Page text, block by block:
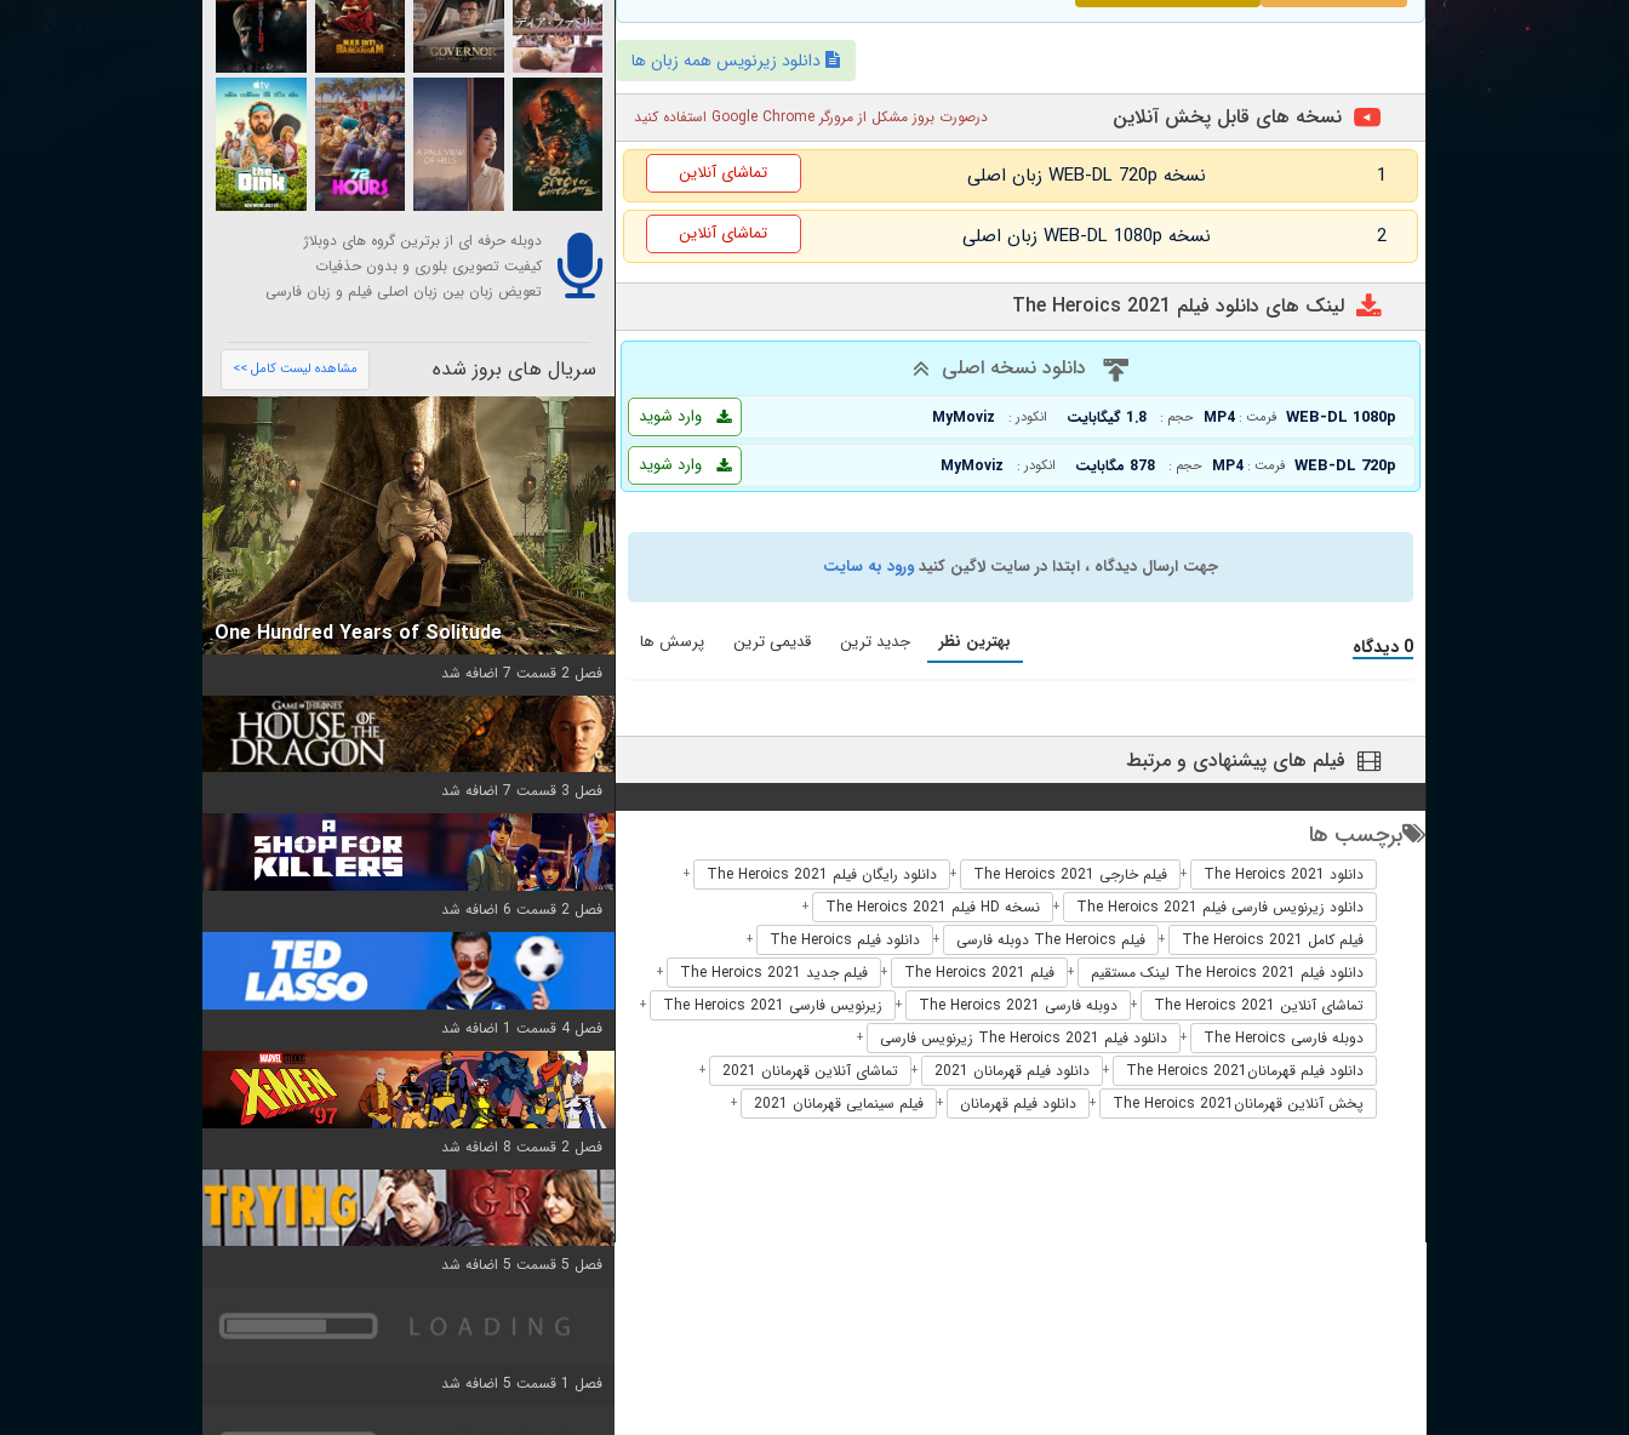
دانلود زیرنویس همه زبان ها
نسخه های قابل پخش آنلاین درصورت بروز مشکل از مرورگر Google Chrome استفاده کنید
1 نسخه WEB-DL 720p زبان اصلی تماشای آنلاین
2 نسخه WEB-DL 1080p زبان اصلی تماشای آنلاین
لینک های دانلود فیلم The Heroics 2021
دانلود نسخه اصلی
WEB-DL 1080p فرمت : MP4 حجم : 1.8 گیگابایت انکودر : MyMoviz
وارد شوید
WEB-DL 720p فرمت : MP4 حجم : 878 مگابایت انکودر : MyMoviz وارد شوید
جهت ارسال دیدگاه ، ابتدا در سایت لاگین کنیدورود به سایت
0 دیدگاه بهترین نظر جدید ترین قدیمی ترین پرسش ها
فیلم های پیشنهادی و مرتبط
برچسب ها
دانلود The Heroics 2021 + فیلم خارجی The Heroics 2021 + دانلود رایگان فیلم The Heroics 2021 +
دانلود زیرنویس فارسی فیلم The Heroics 2021 + نسخه HD فیلم The Heroics 2021 +
فیلم کامل The Heroics 2021 + فیلم The Heroics دوبله فارسی + دانلود فیلم The Heroics +
دانلود فیلم The Heroics 2021 لینک مستقیم + فیلم The Heroics 2021 + فیلم جدید The Heroics 2021 +
تماشای آنلاین The Heroics 2021 + دوبله فارسی The Heroics 2021 + زیرنویس فارسی The Heroics 2021 +
دوبله فارسی The Heroics + دانلود فیلم The Heroics 2021 زیرنویس فارسی +
دانلود فیلم قهرمانانThe Heroics 2021 + دانلود فیلم قهرمانان 2021 + تماشای آنلاین قهرمانان 2021 +
پخش آنلاین قهرمانانThe Heroics 2021 + دانلود فیلم قهرمانان + فیلم سینمایی قهرمانان 2021 +
دوبله حرفه ای از برترین گروه های دوبلاژ
کیفیت تصویری بلوری و بدون حذفیات
تعویض زبان بین زبان اصلی فیلم و زبان فارسی
سریال های بروز شده مشاهده لیست کامل >>
One Hundred Years of Solitude
فصل 2 قسمت 7 اضافه شد
فصل 3 قسمت 7 اضافه شد
فصل 2 قسمت 6 اضافه شد
فصل 4 قسمت 1 اضافه شد
فصل 2 قسمت 8 اضافه شد
فصل 5 قسمت 5 اضافه شد
فصل 1 قسمت 5 اضافه شد